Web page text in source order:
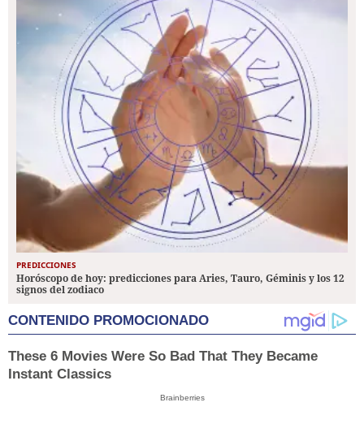
PREDICCIONES
Horóscopo de hoy: predicciones para Aries, Tauro, Géminis y los 12
signos del zodiaco
CONTENIDO PROMOCIONADO
These 6 Movies Were So Bad That They Became
Instant Classics
Brainberries